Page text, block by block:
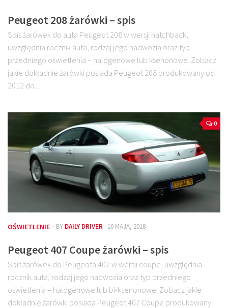
Peugeot 208 żarówki – spis
Spis żarówek do auta Peugeot 208 w wersji hatchback,
uwzględnia rocznik auta, rodzaj jego nadwozia oraz typ
przedniego oświetlenia – halogenowe lub ksenonowe. Zobacz
jakie dokładnie żarówki posiada Peugeot 208 produkowany od
2012 do...
0
OŚWIETLENIE · BY DAILY DRIVER · 10 MAJA, 2018
Peugeot 407 Coupe żarówki – spis
Spis żarówek do Peugeota 407 w wersji coupe, uwzględnia
rocznik auta, rodzaj jego nadwozia oraz typ przedniego
oświetlenia – halogenowe lub bi-ksenonowe. Zobacz jakie
dokładnie żarówki posiada Peugeot 407 Coupe produkowany